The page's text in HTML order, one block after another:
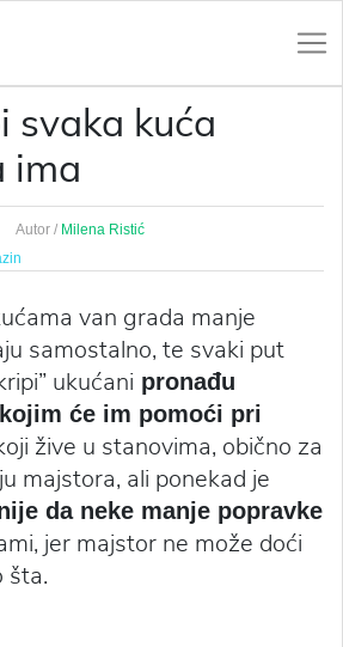
svaka kuća
ima
Autor / Milena Ristić
van grada manje
samostalno, te svaki put
ukućani pronađu
će im pomoći pri
žive u stanovima, obično za
majstora, ali ponekad je
da neke manje popravke
jer majstor ne može doći
šta.